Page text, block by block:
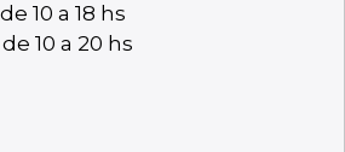
10 a 18 hs
10 a 20 hs